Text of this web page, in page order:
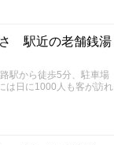
さ 駅近の老舗銭湯
駅から徒歩5分、駐車場
は日に1000人も客が訪れ